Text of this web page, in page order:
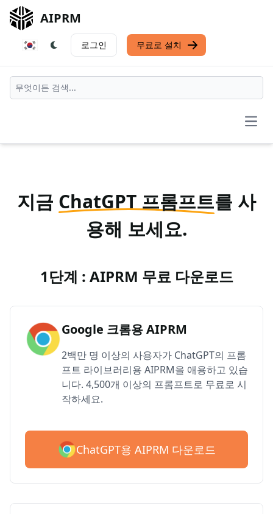
AIPRM
로그인 무료로 설치
지금 ChatGPT 프롬프트를 사
용해 보세요.
1단계 : AIPRM 무료 다운로드
Google 크롬용 AIPRM
2백만 명 이상의 사용자가 ChatGPT의 프롬
프트 라이브러리용 AIPRM을 애용하고 있습
니다. 4,500개 이상의 프롬프트로 무료로 시
작하세요.
ChatGPT용 AIPRM 다운로드